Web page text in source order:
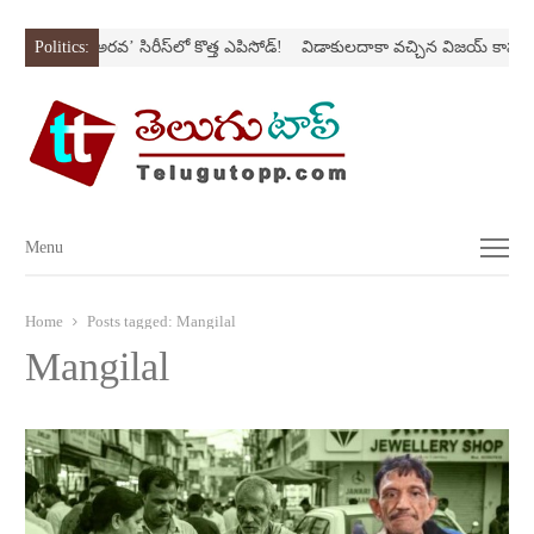
Politics:‘అర‌వ’ సిరీస్‌లో కొత్త ఎపిసోడ్‌! విడాకులదాకా వచ్చిన విజయ్‌ కాపురం
Menu
Menu
Home Posts tagged: Mangilal
Mangilal